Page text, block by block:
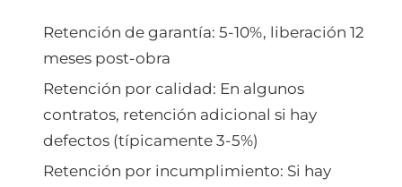
Retención de garantía: 5-10%, liberación 12
meses post-obra
Retención por calidad: En algunos
contratos, retención adicional si hay
defectos (típicamente 3-5%)
Retención por incumplimiento: Si hay